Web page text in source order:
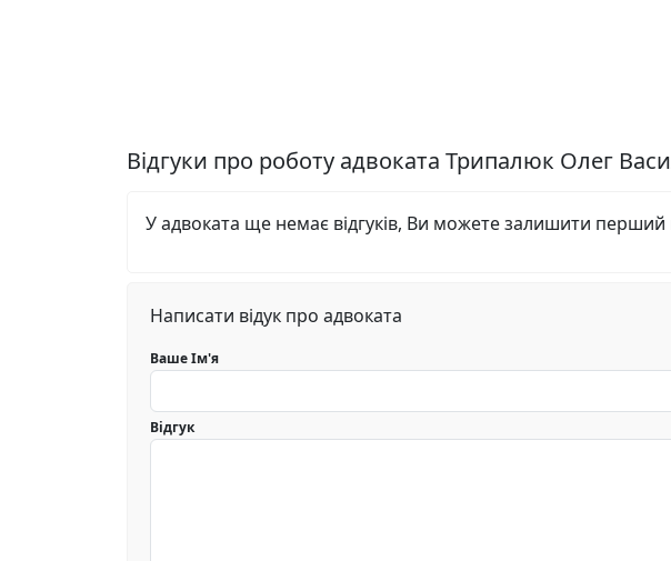
Відгуки про роботу адвоката Трипалюк Олег
У адвоката ще немає відгуків, Ви можете залишити перший
Написати відук про адвоката
Ваше Ім'я
Відгук